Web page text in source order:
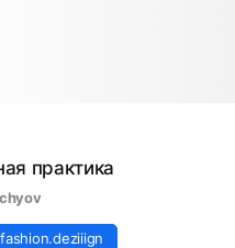
практика
fashion.deziiign